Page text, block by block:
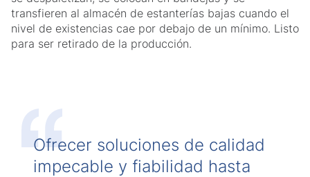
transfieren al almacén de estanterías bajas cuando el
nivel de existencias cae por debajo de un mínimo. Listo
para ser retirado de la producción.
Ofrecer soluciones de calidad
impecable y fiabilidad hasta